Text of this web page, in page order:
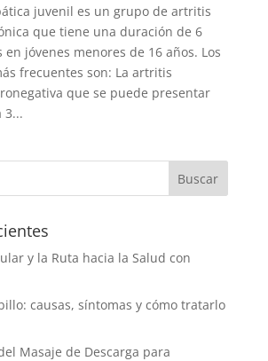
juvenil es un grupo de artritis
que tiene una duración de 6
en jóvenes menores de 16 años. Los
frecuentes son: La artritis
que se puede presentar
3...
y la Ruta hacia la Salud con
causas, síntomas y cómo tratarlo
Masaje de Descarga para